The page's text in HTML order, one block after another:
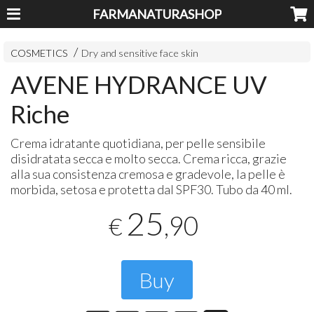
FARMANATURASHOP
COSMETICS Dry and sensitive face skin
AVENE HYDRANCE UV
Riche
Crema idratante quotidiana, per pelle sensibile
disidratata secca e molto secca. Crema ricca, grazie
alla sua consistenza cremosa e gradevole, la pelle è
morbida, setosa e protetta dal SPF30. Tubo da 40 ml.
€ 25,90
Buy